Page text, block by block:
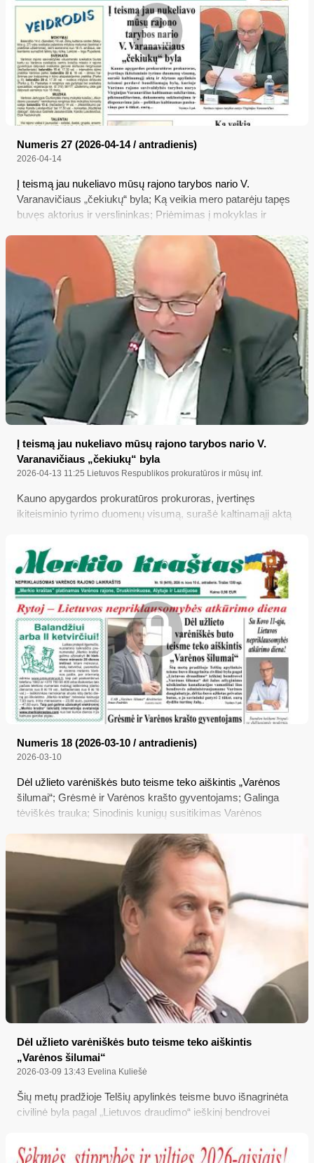
Numeris 27 (2026-04-14 / antradienis)
2026-04-14
Į teismą jau nukeliavo mūsų rajono tarybos nario V.
Varanavičiaus „čekiukų“ byla; Ką veikia mero patarėju tapęs
buvęs aktorius ir verslininkas; Priėmimas į mokyklas ir
apie pajamų deklaravimą?
Į teismą jau nukeliavo mūsų rajono tarybos nario V.
Varanavičiaus „čekiukų“ byla
2026-04-13 11:25 Lietuvos Respublikos prokuratūros ir mūsų inf.
Kauno apygardos prokuratūros prokuroras, įvertinęs
ikiteisminio tyrimo duomenų visumą, surašė kaltinamąjį aktą
kurioje Varėnos rajono savivaldybės tarybos narys Virginijus
Varanavičius kaltinamas sukčiavimu, piktnaudžiavimu,
dokumentų suklastojimu ir disponavimu jais – politikas
kaltinamas pasisavinęs per 6 tūkst. eurų...
Numeris 18 (2026-03-10 / antradienis)
2026-03-10
Dėl užlieto varėniškės buto teisme teko aiškintis „Varėnos
šilumai“; Grėsmė ir Varėnos krašto gyventojams; Galinga
tėviškės trauka; Sinodinis kunigų susitikimas Varėnos
Dėl užlieto varėniškės buto teisme teko aiškintis
„Varėnos šilumai“
2026-03-09 13:43 Evelina Kuliešė
Šių metų pradžioje Telšių apylinkės teisme buvo išnagrinėta
civilinė byla pagal „Lietuvos draudimo“ ieškinį bendrovei
kanalizacijos vamzdžiui šios bendrovės administruojamame
Varėnos daugiabutyje, dėl ko buvo užlietas privatus butas, o